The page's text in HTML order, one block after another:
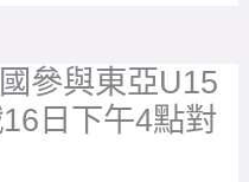
參與東亞U15
日下午4點對